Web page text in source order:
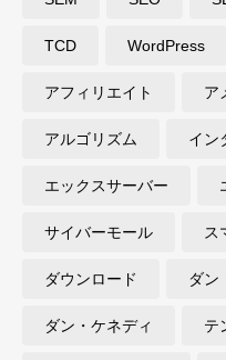
TCD WordPress
アフィリエイト ア
アルゴリズム イン
エックスサーバー
サイバーモール ス
ダウンロード ダン
ダン・ケネディ テ